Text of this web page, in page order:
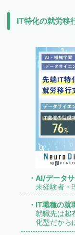
IT特化の就労移
・AI/データ
未経験者・
・IT職種の就
就職先は超
化型だから